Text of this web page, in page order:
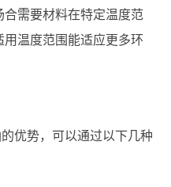
合需要材料在特定温度范
用温度范围能适应更多环
优势，可以通过以下几种